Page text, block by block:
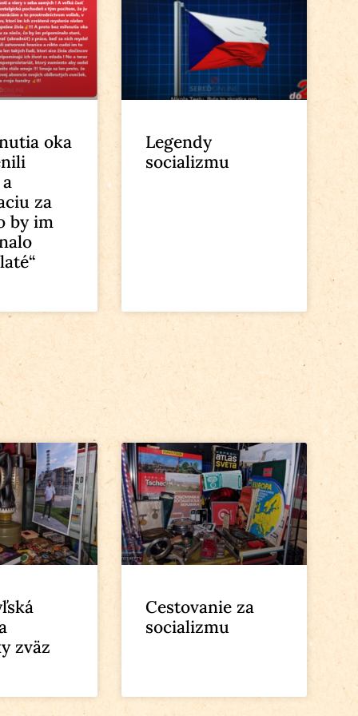
oka
za
by im
Legendy
socializmu
zväz
Cestovanie za
socializmu